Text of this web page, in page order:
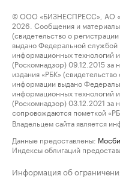
© ООО «БИЗНЕСПРЕСС», АО
2026. Сообщения и материалы
(свидетельство о
выдано Федеральной службой
информационных технологий
(Роскомнадзор) 09.12.2015
издания «РБК»
информации выдано
информационных технологий
(Роскомнадзор) 03.12.2021
сопровождаются пометкой
Владельцем сайта является
Данные предоставлены:
Индексы облигаций
Информация об